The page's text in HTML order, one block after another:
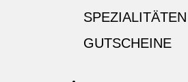
SPEZIALITÄTEN
GUTSCHEINE